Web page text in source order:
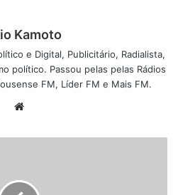
Kamoto
e Digital, Publicitário, Radialista,
político. Passou pelas pelas Rádios
FM, Líder FM e Mais FM.
b